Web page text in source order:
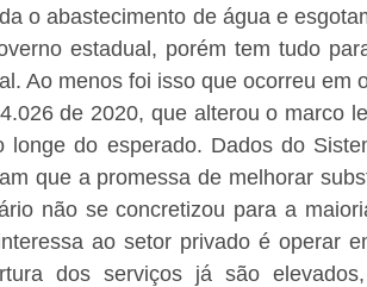
o abastecimento de água e
estadual, porém tem tudo
Ao menos foi isso que ocorreu em
de 2020, que alterou o marco
longe do esperado. Dados do
que a promessa de melhorar
não se concretizou para a
ao setor privado é operar
dos serviços já são